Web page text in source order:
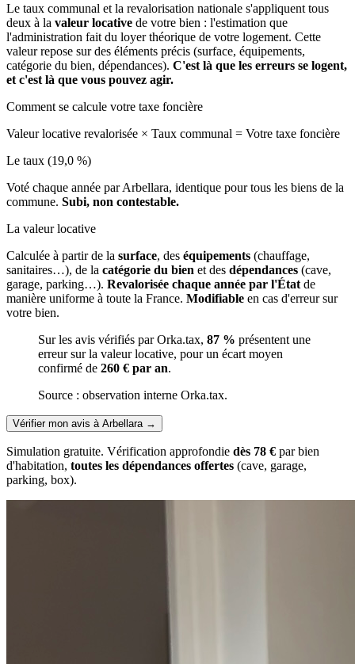
Le taux communal et la revalorisation nationale s'appliquent tous
deux à la valeur locative de votre bien : l'estimation que
l'administration fait du loyer théorique de votre logement. Cette
valeur repose sur des éléments précis (surface, équipements,
catégorie du bien, dépendances). C'est là que les erreurs se logent,
et c'est là que vous pouvez agir.
Comment se calcule votre taxe foncière
Valeur locative revalorisée × Taux communal = Votre taxe foncière
Le taux (19,0 %)
Voté chaque année par Arbellara, identique pour tous les biens de la
commune. Subi, non contestable.
La valeur locative
Calculée à partir de la surface, des équipements (chauffage,
sanitaires…), de la catégorie du bien et des dépendances (cave,
garage, parking…). Revalorisée chaque année par l'État de
manière uniforme à toute la France. Modifiable en cas d'erreur sur
votre bien.
Sur les avis vérifiés par Orka.tax, 87 % présentent une
erreur sur la valeur locative, pour un écart moyen
confirmé de 260 € par an.
Source : observation interne Orka.tax.
Vérifier mon avis à Arbellara →
Simulation gratuite. Vérification approfondie dès 78 € par bien
d'habitation, toutes les dépendances offertes (cave, garage,
parking, box).